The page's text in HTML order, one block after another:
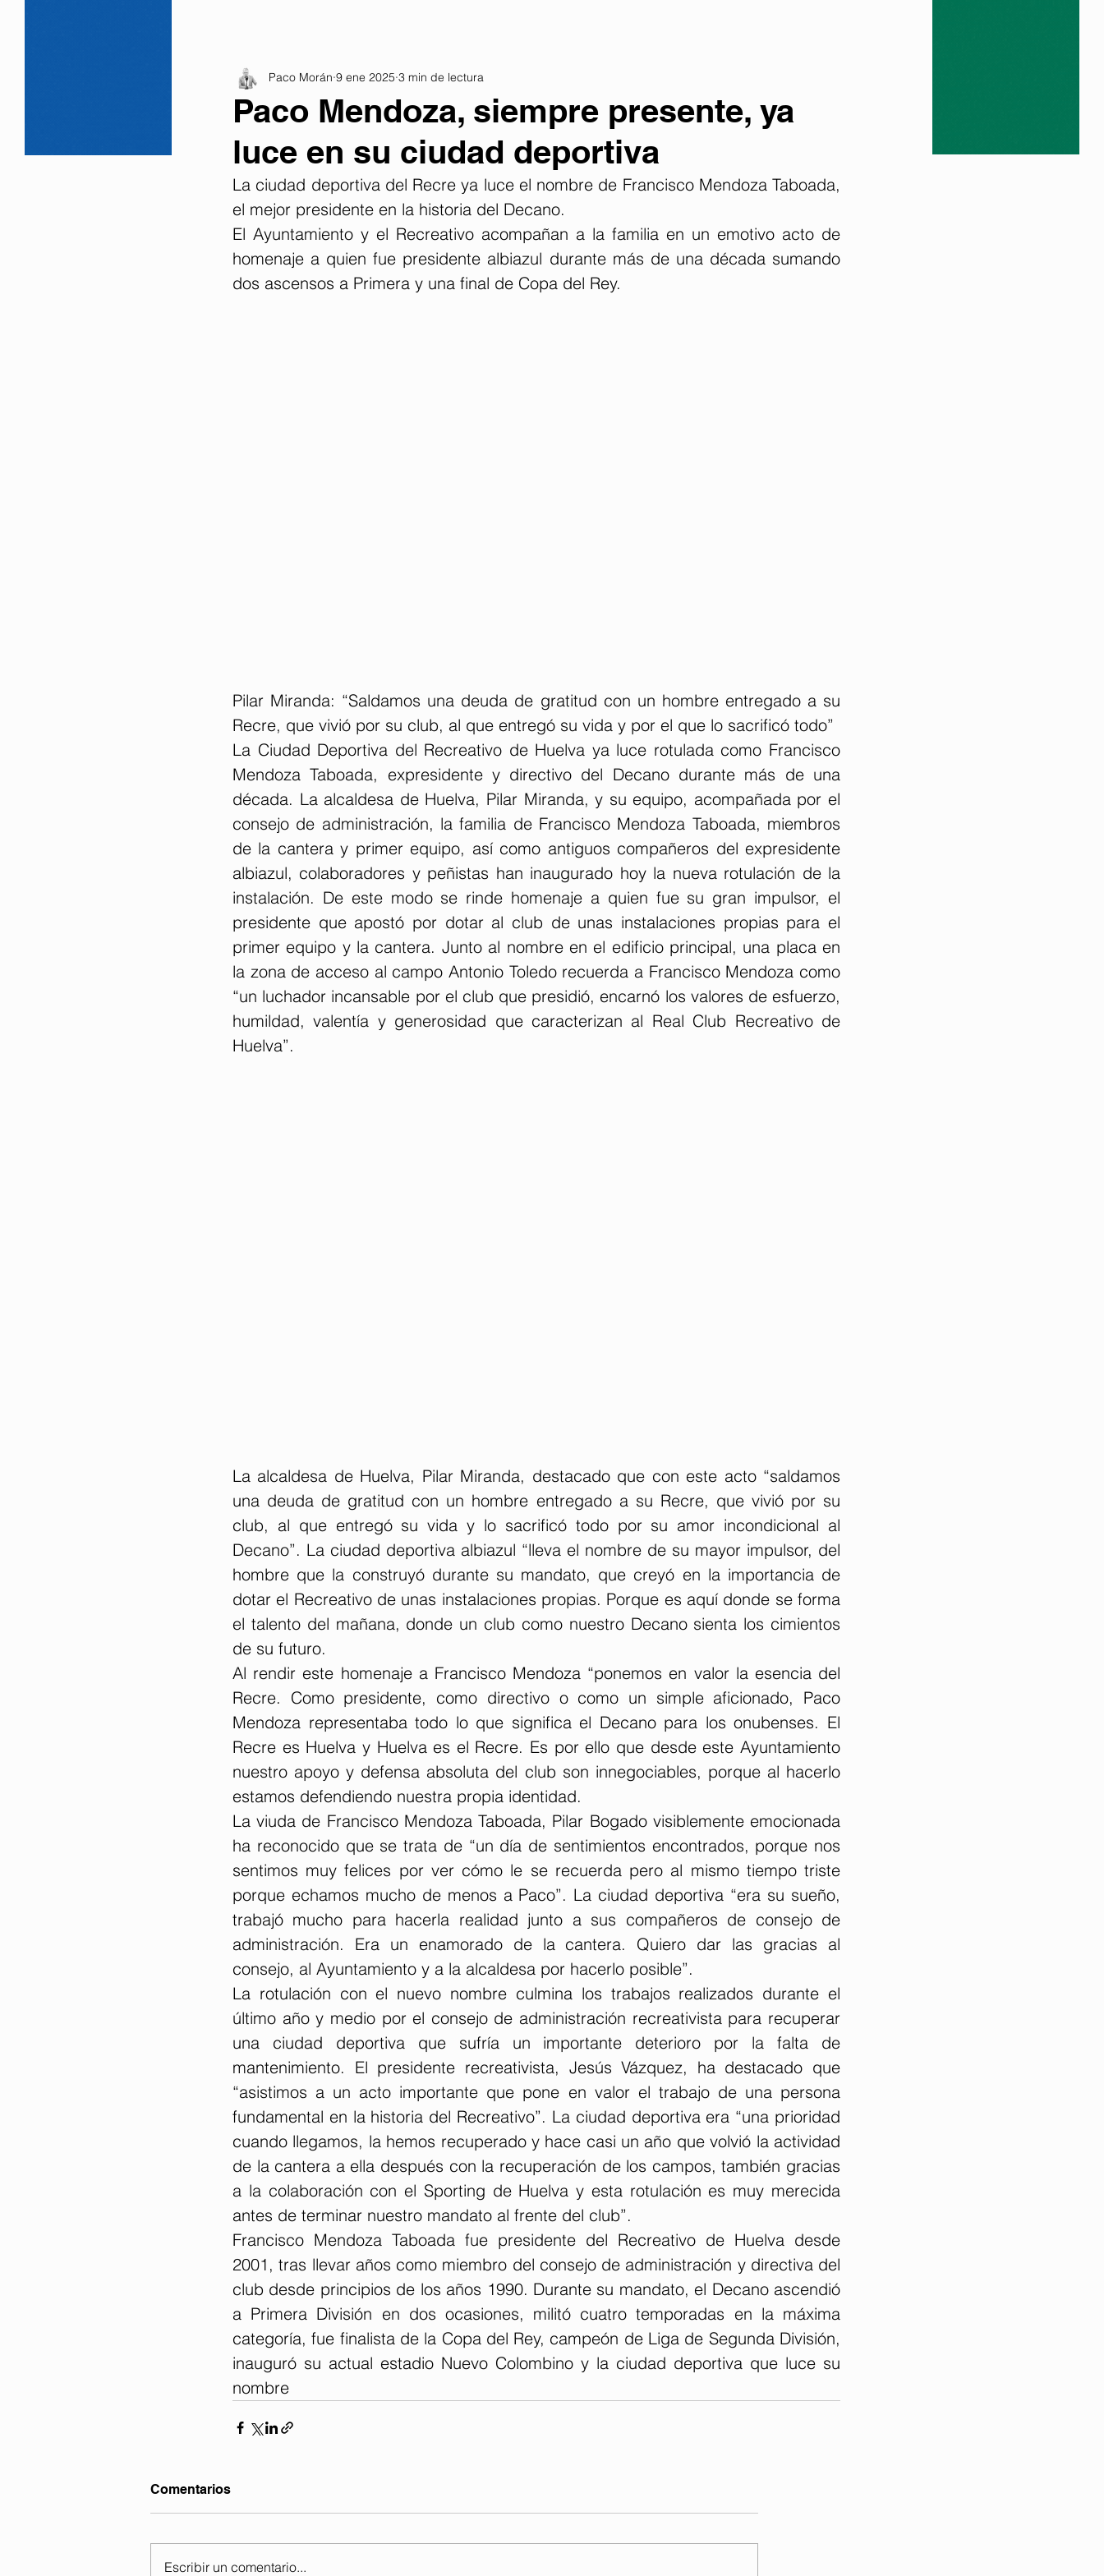
Paco Mendoza, siempre presente, ya
luce en su ciudad deportiva
Paco Morán 9 ene 2025 3 min de lectura
La ciudad deportiva del Recre ya luce el nombre de Francisco Mendoza Taboada,
el mejor presidente en la historia del Decano.
El Ayuntamiento y el Recreativo acompañan a la familia en un emotivo acto de
homenaje a quien fue presidente albiazul durante más de una década sumando
dos ascensos a Primera y una final de Copa del Rey.
Pilar Miranda: “Saldamos una deuda de gratitud con un hombre entregado a su
Recre, que vivió por su club, al que entregó su vida y por el que lo sacrificó todo”
La Ciudad Deportiva del Recreativo de Huelva ya luce rotulada como Francisco
Mendoza Taboada, expresidente y directivo del Decano durante más de una
década. La alcaldesa de Huelva, Pilar Miranda, y su equipo, acompañada por el
consejo de administración, la familia de Francisco Mendoza Taboada, miembros
de la cantera y primer equipo, así como antiguos compañeros del expresidente
albiazul, colaboradores y peñistas han inaugurado hoy la nueva rotulación de la
instalación. De este modo se rinde homenaje a quien fue su gran impulsor, el
presidente que apostó por dotar al club de unas instalaciones propias para el
primer equipo y la cantera. Junto al nombre en el edificio principal, una placa en
la zona de acceso al campo Antonio Toledo recuerda a Francisco Mendoza como
“un luchador incansable por el club que presidió, encarnó los valores de esfuerzo,
humildad, valentía y generosidad que caracterizan al Real Club Recreativo de
Huelva”.
La alcaldesa de Huelva, Pilar Miranda, destacado que con este acto “saldamos
una deuda de gratitud con un hombre entregado a su Recre, que vivió por su
club, al que entregó su vida y lo sacrificó todo por su amor incondicional al
Decano”. La ciudad deportiva albiazul “lleva el nombre de su mayor impulsor, del
hombre que la construyó durante su mandato, que creyó en la importancia de
dotar el Recreativo de unas instalaciones propias. Porque es aquí donde se forma
el talento del mañana, donde un club como nuestro Decano sienta los cimientos
de su futuro.
Al rendir este homenaje a Francisco Mendoza “ponemos en valor la esencia del
Recre. Como presidente, como directivo o como un simple aficionado, Paco
Mendoza representaba todo lo que significa el Decano para los onubenses. El
Recre es Huelva y Huelva es el Recre. Es por ello que desde este Ayuntamiento
nuestro apoyo y defensa absoluta del club son innegociables, porque al hacerlo
estamos defendiendo nuestra propia identidad.
La viuda de Francisco Mendoza Taboada, Pilar Bogado visiblemente emocionada
ha reconocido que se trata de “un día de sentimientos encontrados, porque nos
sentimos muy felices por ver cómo le se recuerda pero al mismo tiempo triste
porque echamos mucho de menos a Paco”. La ciudad deportiva “era su sueño,
trabajó mucho para hacerla realidad junto a sus compañeros de consejo de
administración. Era un enamorado de la cantera. Quiero dar las gracias al
consejo, al Ayuntamiento y a la alcaldesa por hacerlo posible”.
La rotulación con el nuevo nombre culmina los trabajos realizados durante el
último año y medio por el consejo de administración recreativista para recuperar
una ciudad deportiva que sufría un importante deterioro por la falta de
mantenimiento. El presidente recreativista, Jesús Vázquez, ha destacado que
“asistimos a un acto importante que pone en valor el trabajo de una persona
fundamental en la historia del Recreativo”. La ciudad deportiva era “una prioridad
cuando llegamos, la hemos recuperado y hace casi un año que volvió la actividad
de la cantera a ella después con la recuperación de los campos, también gracias
a la colaboración con el Sporting de Huelva y esta rotulación es muy merecida
antes de terminar nuestro mandato al frente del club”.
Francisco Mendoza Taboada fue presidente del Recreativo de Huelva desde
2001, tras llevar años como miembro del consejo de administración y directiva del
club desde principios de los años 1990. Durante su mandato, el Decano ascendió
a Primera División en dos ocasiones, militó cuatro temporadas en la máxima
categoría, fue finalista de la Copa del Rey, campeón de Liga de Segunda División,
inauguró su actual estadio Nuevo Colombino y la ciudad deportiva que luce su
nombre
Comentarios
Escribir un comentario...